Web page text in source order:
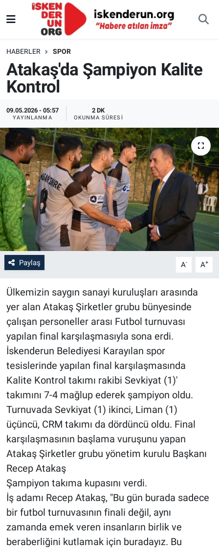
HABERLER SPOR
Atakaş'da Şampiyon Kalite
Kontrol
09.05.2026 - 05:57
YAYINLANMA
2 DK
OKUNMA SÜRESI
Paylaş A- A+
Ülkemizin saygın sanayi kuruluşları arasında
yer alan Atakaş Şirketler grubu bünyesinde
çalışan personeller arası Futbol turnuvası
yapılan final karşılaşmasıyla sona erdi.
İskenderun Belediyesi Karayılan spor
tesislerinde yapılan final karşılaşmasında
Kalite Kontrol takımı rakibi Sevkiyat (1)'
takımını 7-4 mağlup ederek şampiyon oldu.
Turnuvada Sevkiyat (1) ikinci, Liman (1)
üçüncü, CRM takımı da dördüncü oldu. Final
karşılaşmasının başlama vuruşunu yapan
Atakaş Şirketler grubu yönetim kurulu Başkanı
Recep Atakaş
Şampiyon takıma kupasını verdi.
İş adamı Recep Atakaş, "Bu gün burada sadece
bir futbol turnuvasının finali değil, aynı
zamanda emek veren insanların birlik ve
beraberliğini kutlamak için buradayız. Bu